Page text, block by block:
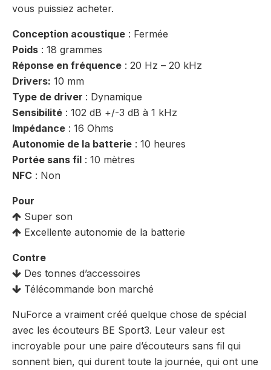
vous puissiez acheter.
Conception acoustique : Fermée
Poids : 18 grammes
Réponse en fréquence : 20 Hz – 20 kHz
Drivers: 10 mm
Type de driver : Dynamique
Sensibilité : 102 dB +/-3 dB à 1 kHz
Impédance : 16 Ohms
Autonomie de la batterie : 10 heures
Portée sans fil : 10 mètres
NFC : Non
Pour
Super son
Excellente autonomie de la batterie
Contre
Des tonnes d’accessoires
Télécommande bon marché
NuForce a vraiment créé quelque chose de spécial
avec les écouteurs BE Sport3. Leur valeur est
incroyable pour une paire d’écouteurs sans fil qui
sonnent bien, qui durent toute la journée, qui ont une